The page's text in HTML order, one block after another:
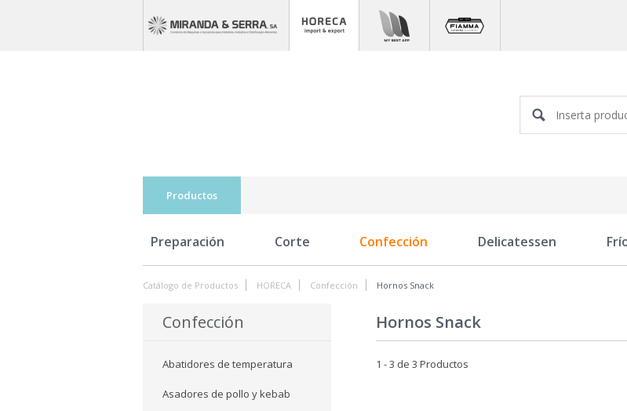
Productos
Preparación Corte Confección Delicatessen
Catálogo de Productos HORECA Confección Hornos Snack
Confección
Abatidores de temperatura
Asadores de pollo y kebab
Hornos Snack
1 - 3 de 3 Productos